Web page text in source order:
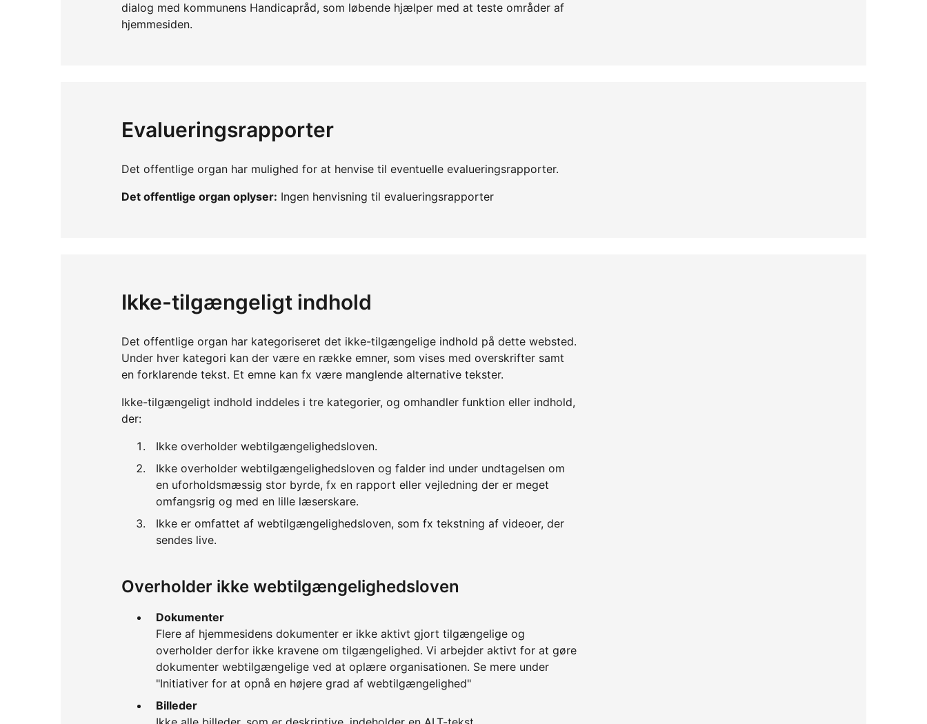
dialog med kommunens Handicapråd, som løbende hjælper med at teste områder af
hjemmesiden.
Evalueringsrapporter
Det offentlige organ har mulighed for at henvise til eventuelle evalueringsrapporter.
Det offentlige organ oplyser: Ingen henvisning til evalueringsrapporter
Ikke-tilgængeligt indhold
Det offentlige organ har kategoriseret det ikke-tilgængelige indhold på dette websted.
Under hver kategori kan der være en række emner, som vises med overskrifter samt
en forklarende tekst. Et emne kan fx være manglende alternative tekster.
Ikke-tilgængeligt indhold inddeles i tre kategorier, og omhandler funktion eller indhold,
der:
Ikke overholder webtilgængelighedsloven.
Ikke overholder webtilgængelighedsloven og falder ind under undtagelsen om
en uforholdsmæssig stor byrde, fx en rapport eller vejledning der er meget
omfangsrig og med en lille læserskare.
Ikke er omfattet af webtilgængelighedsloven, som fx tekstning af videoer, der
sendes live.
Overholder ikke webtilgængelighedsloven
Dokumenter
Flere af hjemmesidens dokumenter er ikke aktivt gjort tilgængelige og
overholder derfor ikke kravene om tilgængelighed. Vi arbejder aktivt for at gøre
dokumenter webtilgængelige ved at oplære organisationen. Se mere under
"Initiativer for at opnå en højere grad af webtilgængelighed"
Billeder